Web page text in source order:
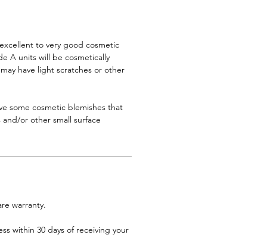
to very good cosmetic
A units will be cosmetically
have light scratches or other
some cosmetic blemishes that
or other small surface
warranty.
within 30 days of receiving your